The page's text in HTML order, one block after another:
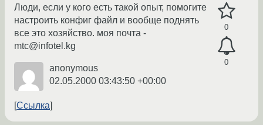
0
0
Люди, если у кого есть такой опыт, помогите
настроить конфиг файл и вообще поднять
все это хозяйство. моя почта -
mtc@infotel.kg
anonymous
02.05.2000 03:43:50 +00:00
Ссылка